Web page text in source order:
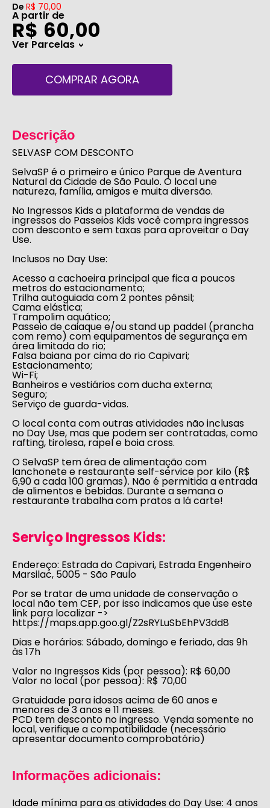
De R$ 70,00
A partir de
R$ 60,00
Ver Parcelas>
COMPRAR AGORA
Descrição
SELVASP COM DESCONTO
SelvaSP é o primeiro e único Parque de Aventura
Natural da Cidade de São Paulo. O local une
natureza, família, amigos e muita diversão.
No Ingressos Kidsa plataforma de vendas de
ingressos do Passeios Kidsvocê compra ingressos
com desconto e sem taxas para aproveitar o Day
Use.
Inclusos no Day Use:
Acesso a cachoeira principal que fica a poucos
metros do estacionamento;
Trilha autoguiada com 2 pontes pênsil;
Cama elástica;
Trampolim aquático;
Passeio de caiaque e/ou stand up paddel (prancha
com remo) com equipamentos de segurança em
área limitada do rio;
Falsa baiana por cima do rio Capivari;
Estacionamento;
Wi-Fi;
Banheiros e vestiários com ducha externa;
Seguro;
Serviço de guarda-vidas.
O local conta com outras atividades não inclusas
no Day Use, mas que podem ser contratadas, como
rafting, tirolesa, rapel e boia cross.
O SelvaSP tem área de alimentação com
lanchonetee restauranteself-service por kilo (R$
6,90 a cada 100 gramas). Não é permitida a entrada
de alimentos e bebidas. Durante a semana o
restaurante trabalha com pratos a lá carte!
Serviço Ingressos Kids:
Endereço: Estrada do Capivari, Estrada Engenheiro
Marsilac, 5005 - São Paulo
Por se tratar de uma unidade de conservação o
local não tem CEP, por isso indicamos que use este
link para localizar ->
https://maps.app.goo.gl/Z2sRYLuSbEhPV3dd8
Dias e horários: Sábado, domingo e feriado, das 9h
às 17h
Valor no Ingressos Kids (por pessoa): R$ 60,00
Valor no local (por pessoa): R$ 70,00
Gratuidade para idosos acima de 60 anos e
menores de 3 anos e 11 meses.
PCD tem desconto no ingresso. Venda somente no
local, verifique a compatibilidade (necessário
apresentar documento comprobatório)
Informações adicionais:
Idade mínima para as atividades do Day Use: 4 anos